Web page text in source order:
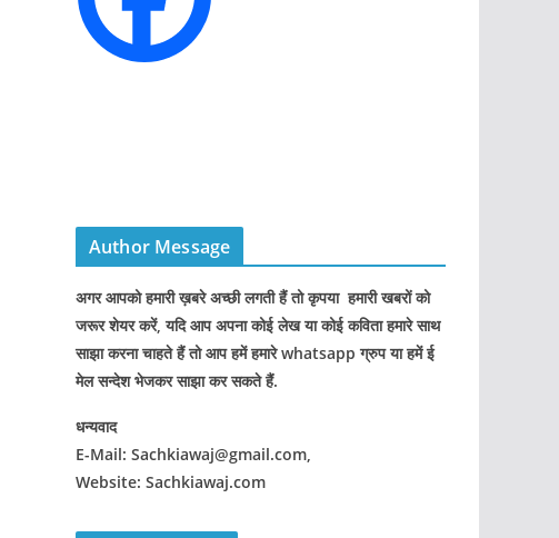
Author Message
अगर आपको हमारी ख़बरे अच्छी लगती हैं तो कृपया हमारी खबरों को
जरूर शेयर करें, यदि आप अपना कोई लेख या कोई कविता हमारे साथ
साझा करना चाहते हैं तो आप हमें हमारे whatsapp ग्रुप या हमें ई
मेल सन्देश भेजकर साझा कर सकते हैं.
धन्यवाद
E-Mail: Sachkiawaj@gmail.com,
Website: Sachkiawaj.com